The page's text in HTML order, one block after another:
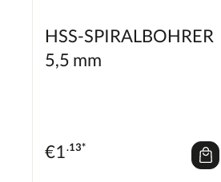
HSS-SPIRALBOHRER
5,5 mm
€1.13*